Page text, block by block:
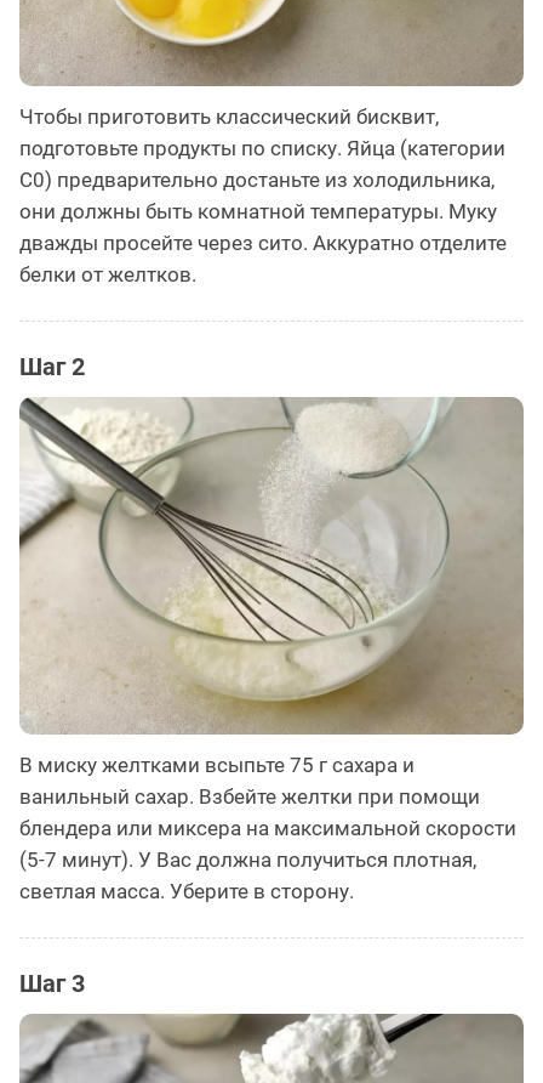
Чтобы приготовить классический бисквит,
подготовьте продукты по списку. Яйца (категории
С0) предварительно достаньте из холодильника,
они должны быть комнатной температуры. Муку
дважды просейте через сито. Аккуратно отделите
белки от желтков.
Шаг 2
В миску желтками всыпьте 75 г сахара и
ванильный сахар. Взбейте желтки при помощи
блендера или миксера на максимальной скорости
(5-7 минут). У Вас должна получиться плотная,
светлая масса. Уберите в сторону.
Шаг 3